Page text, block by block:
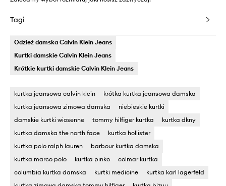
Tagi
Odzież damska Calvin Klein Jeans
Kurtki damskie Calvin Klein Jeans
Krótkie kurtki damskie Calvin Klein Jeans
kurtka jeansowa calvin klein
krótka kurtka jeansowa damska
kurtka jeansowa zimowa damska
niebieskie kurtki
damskie kurtki wiosenne
tommy hilfiger kurtka
kurtka dkny
kurtka damska the north face
kurtka hollister
kurtka polo ralph lauren
barbour kurtka damska
kurtka marco polo
kurtka pinko
colmar kurtka
columbia kurtka damska
kurtki medicine
kurtka karl lagerfeld